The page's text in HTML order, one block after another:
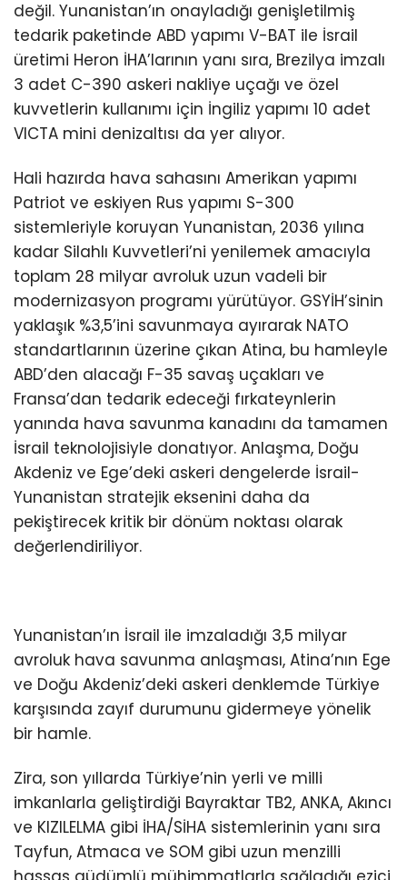
değil. Yunanistan’ın onayladığı genişletilmiş
tedarik paketinde ABD yapımı V-BAT ile İsrail
üretimi Heron İHA’larının yanı sıra, Brezilya imzalı
3 adet C-390 askeri nakliye uçağı ve özel
kuvvetlerin kullanımı için İngiliz yapımı 10 adet
VICTA mini denizaltısı da yer alıyor.
Hali hazırda hava sahasını Amerikan yapımı
Patriot ve eskiyen Rus yapımı S-300
sistemleriyle koruyan Yunanistan, 2036 yılına
kadar Silahlı Kuvvetleri’ni yenilemek amacıyla
toplam 28 milyar avroluk uzun vadeli bir
modernizasyon programı yürütüyor. GSYİH’sinin
yaklaşık %3,5’ini savunmaya ayırarak NATO
standartlarının üzerine çıkan Atina, bu hamleyle
ABD’den alacağı F-35 savaş uçakları ve
Fransa’dan tedarik edeceği fırkateynlerin
yanında hava savunma kanadını da tamamen
İsrail teknolojisiyle donatıyor. Anlaşma, Doğu
Akdeniz ve Ege’deki askeri dengelerde İsrail-
Yunanistan stratejik eksenini daha da
pekiştirecek kritik bir dönüm noktası olarak
değerlendiriliyor.
Yunanistan’ın İsrail ile imzaladığı 3,5 milyar
avroluk hava savunma anlaşması, Atina’nın Ege
ve Doğu Akdeniz’deki askeri denklemde Türkiye
karşısında zayıf durumunu gidermeye yönelik
bir hamle.
Zira, son yıllarda Türkiye’nin yerli ve milli
imkanlarla geliştirdiği Bayraktar TB2, ANKA, Akıncı
ve KIZILELMA gibi İHA/SİHA sistemlerinin yanı sıra
Tayfun, Atmaca ve SOM gibi uzun menzilli